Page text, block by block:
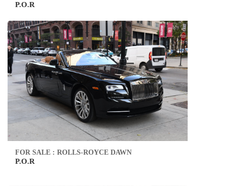
P.O.R
FOR SALE : ROLLS-ROYCE DAWN
P.O.R